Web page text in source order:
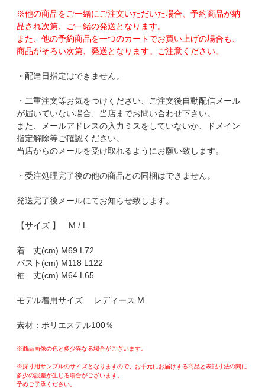
※他の商品をご一緒にご注文いただいた場合、予約商品が納
品され次第、ご一緒の発送となります。
また、他の予約商品を一つのカートでお買い上げの場合も、
商品がそろい次第、発送となります。ご注意ください。
・配達日指定はできません。
・二重注文等お気をつけください、ご注文後自動配信メール
が届いていない場合、当店までお問い合わせ下さい。
また、メールアドレスの入力ミスをしていないか、ドメイン
指定解除等ご確認ください。
当店からのメールを受け取れるようにお願い致します。
・受注処理完了後の他の商品との同梱はできません。
発送完了後メールにてお知らせ致します。
【サイズ 】 M / L
着 丈(cm) M69 L72
バスト(cm) M118 L122
袖 丈(cm) M64 L65
モデル着用サイズ レディース M
素材：ポリエステル100％
※商品画像の色と多少異なる場合がございます。
※採寸用サンプルのサイズとなりますので、お手元にお届けする商品と表記寸法の間に
多少の誤差が生じる場合がございます。
予めご了承ください。